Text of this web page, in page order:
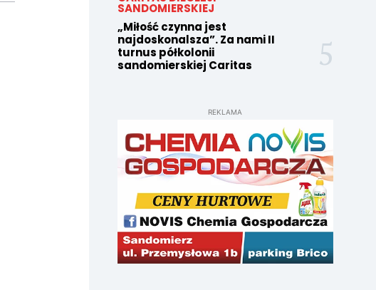
SANDOMIERSKIEJ
„Miłość czynna jest
najdoskonalsza”. Za nami II
turnus półkolonii
sandomierskiej Caritas
REKLAMA